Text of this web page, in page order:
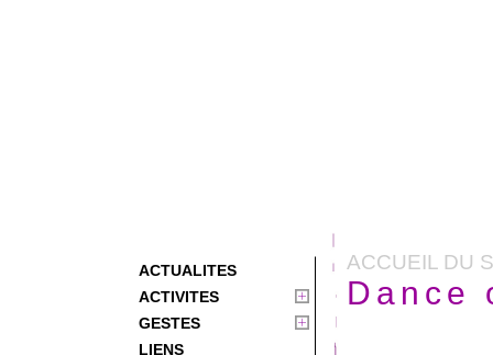
ACTUALITES
ACTIVITES
GESTES
LIENS
ACCUEIL DU
Dance